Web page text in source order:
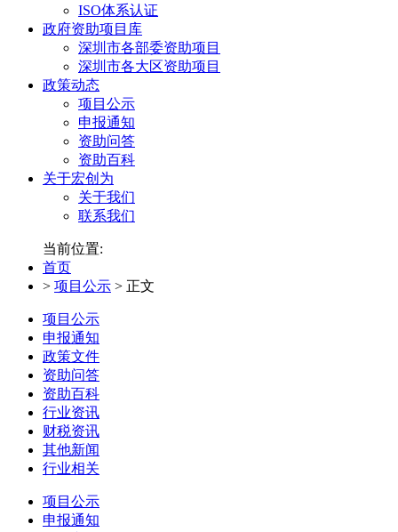
ISO体系认证
政府资助项目库
深圳市各部委资助项目
深圳市各大区资助项目
政策动态
项目公示
申报通知
资助问答
资助百科
关于宏创为
关于我们
联系我们
当前位置:
首页
> 项目公示 > 正文
项目公示
申报通知
政策文件
资助问答
资助百科
行业资讯
财税资讯
其他新闻
行业相关
项目公示
申报通知